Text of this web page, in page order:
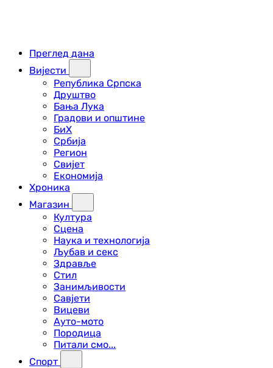
Преглед дана
Вијести
Република Српска
Друштво
Бања Лука
Градови и општине
БиХ
Србија
Регион
Свијет
Економија
Хроника
Магазин
Култура
Сцена
Наука и технологија
Љубав и секс
Здравље
Стил
Занимљивости
Савјети
Вицеви
Ауто-мото
Породица
Питали смо...
Спорт